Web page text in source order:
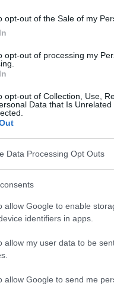
opt-out of the Sale of my
opt-out of processing my
opt-out of Collection, Use,
Data that Is
Data Processing Opt Outs
allow Google to enable
identifiers in apps.
allow my user data to be
allow Google to send me
früher beliebte
Lassen Sie uns
auf die
Kalender".
und die
auf der
14 Tage vor der
sein können - sie
ist auch, dass